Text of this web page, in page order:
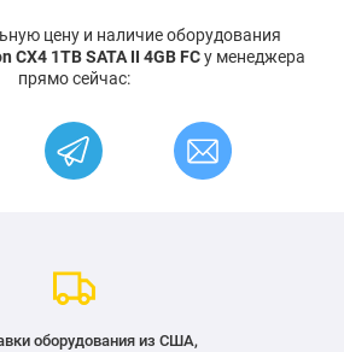
цену и наличие оборудования
CX4 1TB SATA II 4GB FCу менеджера
прямо сейчас:
оборудования из США,